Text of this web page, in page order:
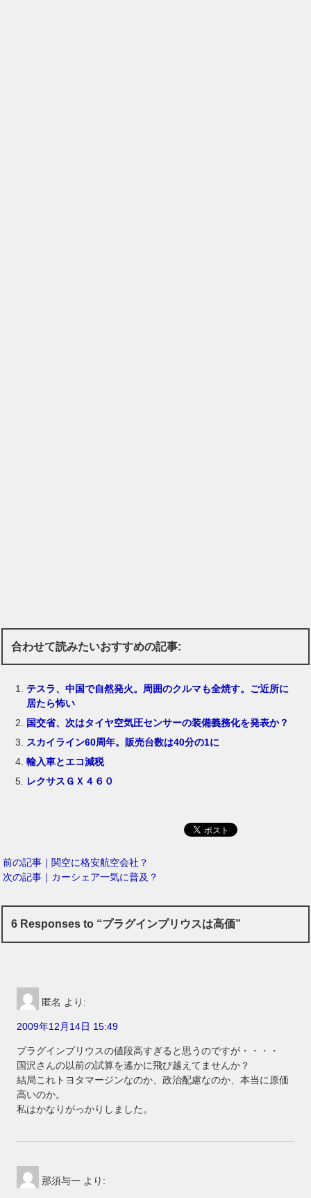
合わせて読みたいおすすめの記事:
テスラ、中国で自然発火。周囲のクルマも全焼す。ご近所に
居たら怖い
国交省、次はタイヤ空気圧センサーの装備義務化を発表か？
スカイライン60周年。販売台数は40分の1に
輸入車とエコ減税
レクサスＧＸ４６０
前の記事｜関空に格安航空会社？
次の記事｜カーシェア一気に普及？
6 Responses to “プラグインプリウスは高価”
匿名 より:
2009年12月14日 15:49
プラグインプリウスの値段高すぎると思うのですが・・・・
国沢さんの以前の試算を遙かに飛び越えてませんか？
結局これトヨタマージンなのか、政治配慮なのか、本当に原価
高いのか。
私はかなりがっかりしました。
那須与一 より: